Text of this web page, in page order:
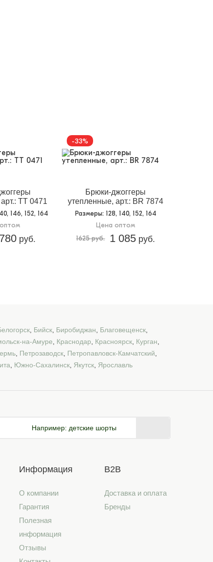
TT 0471
146, 152, 164
780 руб.
-33%
Брюки-джоггеры
утепленные, арт.: BR 7874
Размеры: 128, 140, 152, 164
Цена оптом
1625 руб.
1 085 руб.
Бийск Биробиджан Благовещенск
на-Амуре Краснодар Красноярск Курган
Петрозаводск Петропавловск-Камчатский
Южно-Сахалинск Якутск Ярославль
Например: детские шорты
Информация
О компании
Гарантия
Полезная
информация
Отзывы
B2B
Доставка и оплата
Бренды